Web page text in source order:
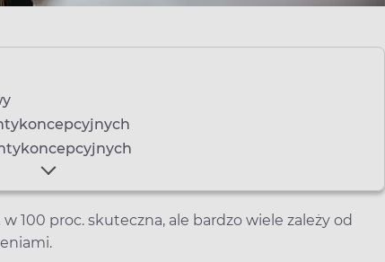
100 proc. skuteczna, ale bardzo wiele zależy od